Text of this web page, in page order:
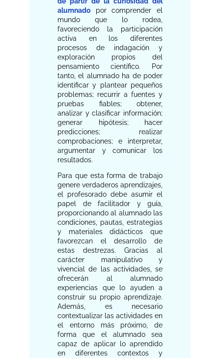
alumnado por comprender el
mundo que lo rodea,
favoreciendo la participación
activa en los diferentes
procesos de indagación y
exploración propios del
pensamiento científico. Por
tanto, el alumnado ha de poder
identificar y plantear pequeños
problemas; recurrir a fuentes y
pruebas fiables; obtener,
analizar y clasificar información;
generar hipótesis; hacer
predicciones; realizar
comprobaciones; e interpretar,
argumentar y comunicar los
resultados.
Para que esta forma de trabajo
genere verdaderos aprendizajes,
el profesorado debe asumir el
papel de facilitador y guía,
proporcionando al alumnado las
condiciones, pautas, estrategias
y materiales didácticos que
favorezcan el desarrollo de
estas destrezas. Gracias al
carácter manipulativo y
vivencial de las actividades, se
ofrecerán al alumnado
experiencias que lo ayuden a
construir su propio aprendizaje.
Además, es necesario
contextualizar las actividades en
el entorno más próximo, de
forma que el alumnado sea
capaz de aplicar lo aprendido
en diferentes contextos y